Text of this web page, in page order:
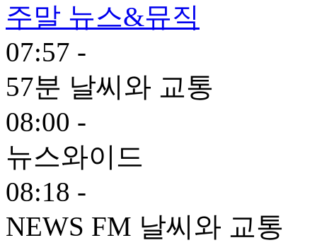
주말 뉴스&뮤직
07:57 -
57분 날씨와 교통
08:00 -
뉴스와이드
08:18 -
NEWS FM 날씨와 교통